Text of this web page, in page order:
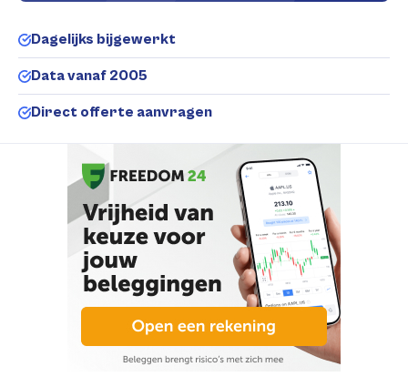
Dagelijks bijgewerkt
Data vanaf 2005
Direct offerte aanvragen